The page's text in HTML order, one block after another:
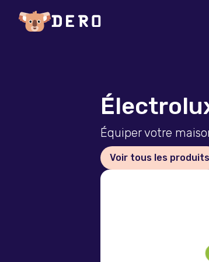
Équiper votre
Voir tous les produits